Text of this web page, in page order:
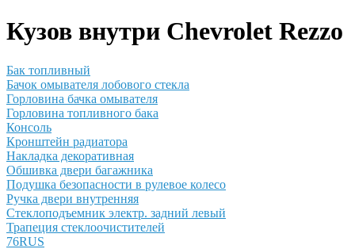
Кузов внутри Chevrolet Rezzo
Бак топливный
Бачок омывателя лобового стекла
Горловина бачка омывателя
Горловина топливного бака
Консоль
Кронштейн радиатора
Накладка декоративная
Обшивка двери багажника
Подушка безопасности в рулевое колесо
Ручка двери внутренняя
Стеклоподъемник электр. задний левый
Трапеция стеклоочистителей
76RUS